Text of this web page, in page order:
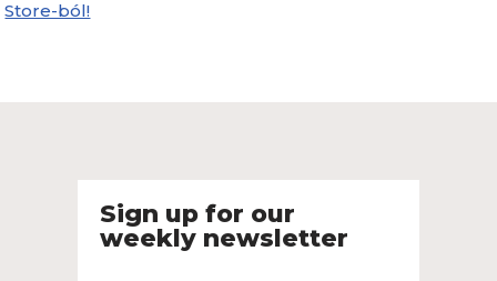
Store-ból!
Sign up for our
weekly newsletter